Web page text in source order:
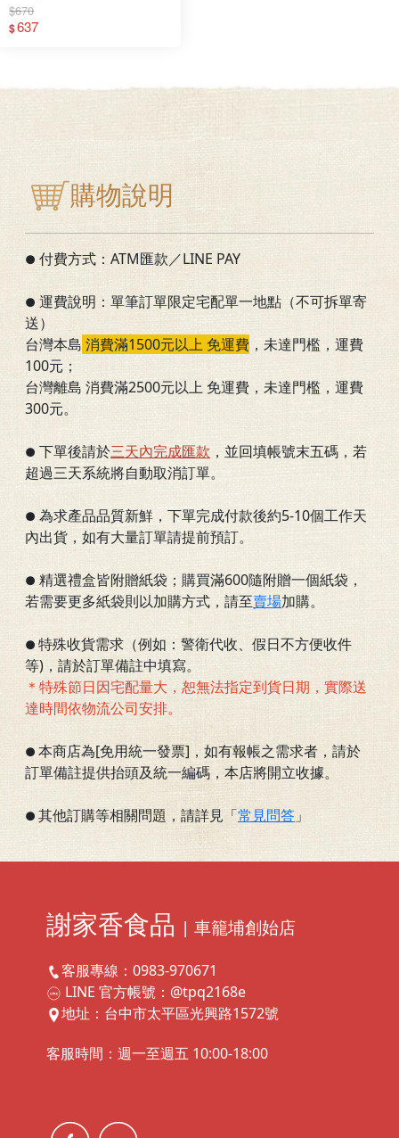
$670
$637
購物說明
● 付費方式：ATM匯款／LINE PAY
● 運費說明：單筆訂單限定宅配單一地點（不可拆單寄
送）
台灣本島 消費滿1500元以上 免運費 ， 未達門檻 ，運費
100元；
台灣離島 消費滿2500元以上 免運費，未達門檻，運費
300元。
● 下單後請於三天內完成匯款 ，並回填帳號末五碼，若
超過三天系統將自動取消訂單。
● 為求產品品質新鮮，下單完成付款後約5-10個工作天
內出貨，如有大量訂單請提前預訂。
● 精選禮盒皆附贈紙袋；購買滿600隨附贈一個紙袋，
若需要更多紙袋則以加購方式，請至賣場加購。
● 特殊收貨需求（例如：警衛代收、假日不方便收件
等)，請於訂單備註中填寫。
＊特殊節日因宅配量大，恕無法指定到貨日期，實際送
達時間依物流公司安排。
● 本商店為[免用統一發票]，如有報帳之需求者，請於
訂單備註提供抬頭及統一編碼，本店將開立收據。
● 其他訂購等相關問題，請詳見「常見問答 」
謝家香食品 | 車籠埔創始店
客服專線：0983-970671
LINE 官方帳號：@tpq2168e
地址：台中市太平區光興路1572號
客服時間：週一至週五 10:00-18:00